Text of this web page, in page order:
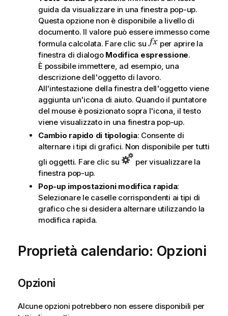
guida da visualizzare in una finestra pop-up.
Questa opzione non è disponibile a livello di
documento. Il valore può essere immesso come
formula calcolata. Fare clic su
per aprire la
finestra di dialogo Modifica espressione.
È possibile immettere, ad esempio, una
descrizione dell'oggetto di lavoro.
All'intestazione della finestra dell'oggetto viene
aggiunta un'icona di aiuto. Quando il puntatore
del mouse è posizionato sopra l'icona, il testo
viene visualizzato in una finestra pop-up.
Cambio rapido di tipologia: Consente di
alternare i tipi di grafici. Non disponibile per tutti
gli oggetti. Fare clic su
per visualizzare la
finestra pop-up.
Pop-up impostazioni modifica rapida:
Selezionare le caselle corrispondenti ai tipi di
grafico che si desidera alternare utilizzando la
modifica rapida.
Proprietà calendario: Opzioni
Opzioni
Alcune opzioni potrebbero non essere disponibili per